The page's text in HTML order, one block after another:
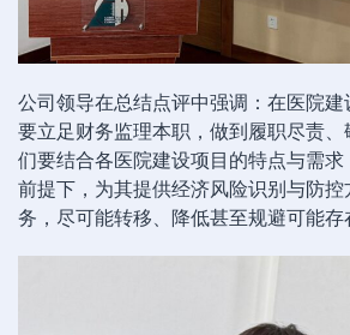
公司领导在总结点评中强调：在医院
要立足财务监理本职，做到履职尽责
们要结合各医院建设项目的特点与需
前提下，为其提供经济风险识别与防
务，尽可能转移、降低甚至规避可能存